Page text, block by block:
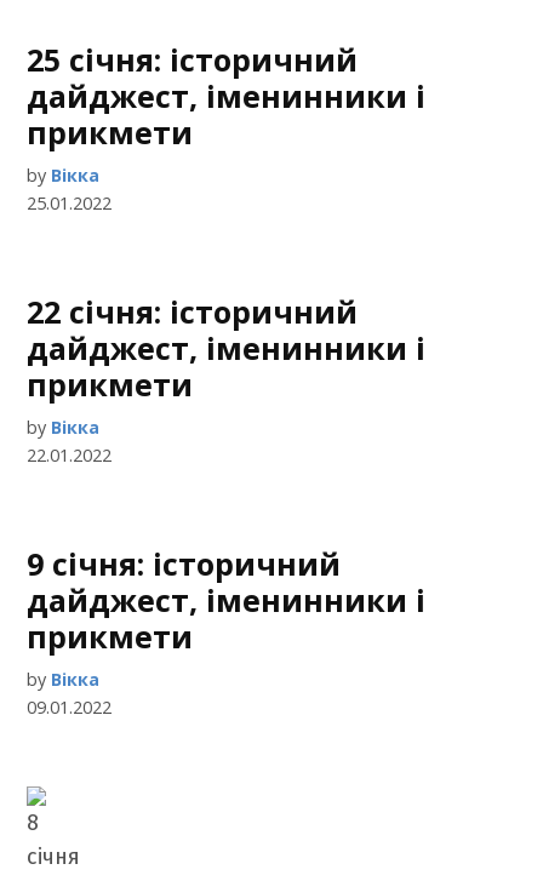
25 січня: історичний
дайджест, іменинники і
прикмети
by Вікка
25.01.2022
22 січня: історичний
дайджест, іменинники і
прикмети
by Вікка
22.01.2022
9 січня: історичний
дайджест, іменинники і
прикмети
by Вікка
09.01.2022